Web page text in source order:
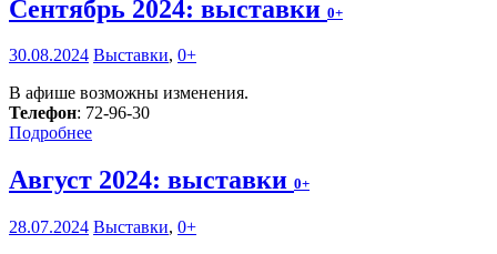
Сентябрь 2024: выставки 0+
30.08.2024 Выставки, 0+
В афише возможны изменения.
Телефон: 72-96-30
Подробнее
Август 2024: выставки 0+
28.07.2024 Выставки, 0+